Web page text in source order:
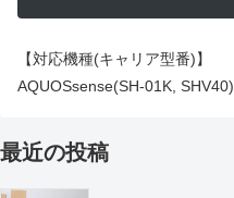
【対応機種(キャリア型番)】
AQUOSsense(SH-01K, SHV40)
最近の投稿